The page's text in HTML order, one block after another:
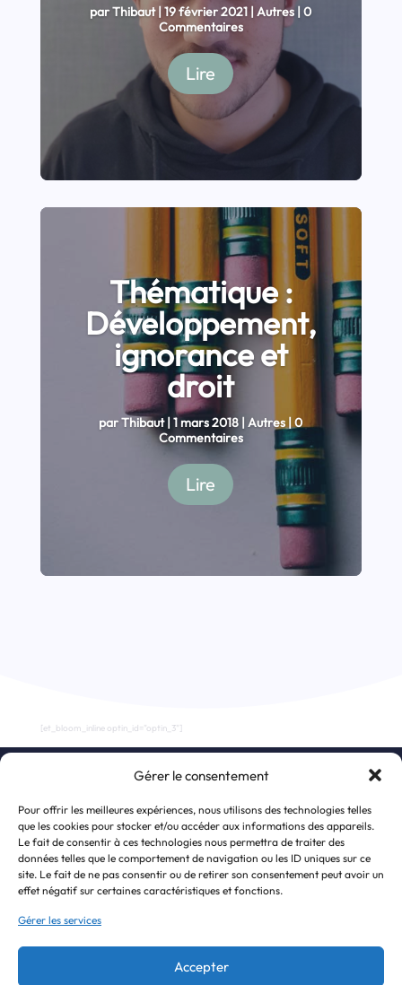
Gérer le consentement
Pour offrir les meilleures expériences, nous utilisons des technologies telles
que les cookies pour stocker et/ou accéder aux informations des appareils.
Le fait de consentir à ces technologies nous permettra de traiter des
données telles que le comportement de navigation ou les ID uniques sur ce
site. Le fait de ne pas consentir ou de retirer son consentement peut avoir un
effet négatif sur certaines caractéristiques et fonctions.
Gérer les services
Accepter
parThibaut|19 février 2021 |Autres | 0
Commentaires
Lire
Thématique :
Développement,
ignorance et
droit
parThibaut|1 mars 2018 |Autres | 0
Commentaires
Lire
[et_bloom_inline optin_id="optin_3"]
S’inscrire à la newsletter